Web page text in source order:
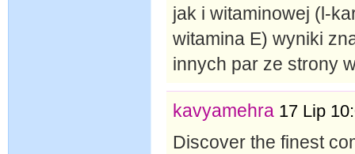
jak i witaminowej (l-
witamina E) wyniki
innych par ze strony
kavyamehra 17 Lip
Discover the finest